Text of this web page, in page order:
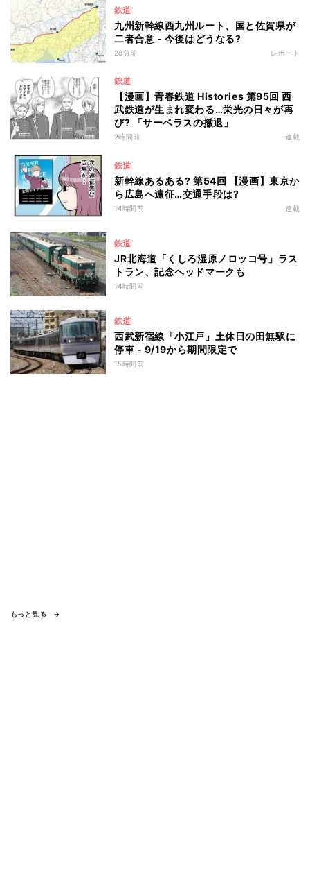
鉄道
九州新幹線西九州ルート、国と佐賀県が
二者合意 - 今後はどうなる?
28分前 レポート
鉄道
【漫画】青春鉄道 Histories 第95回 西
武鉄道が生まれ変わる…栄光の日々が再
び? 「サーベラスの撤退」
2時間前 連載
鉄道
新幹線あるある? 第54回 【漫画】東京か
ら広島へ遠征…交通手段は?
14時間前 連載
鉄道
JR北海道「くしろ湿原ノロッコ号」ラス
トラン、記念ヘッドマークも
14時間前
鉄道
西武新宿線「小江戸」土休日の田無駅に
停車 - 9/19から期間限定で
15時間前
もっと見る